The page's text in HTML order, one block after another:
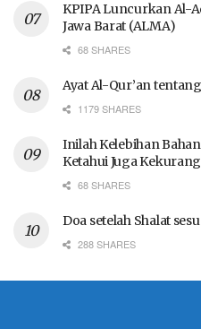
KPIPA Luncurkan Al-
Jawa Barat (ALMA)
68 SHARES
Ayat Al-Qur’an
1179 SHARES
Inilah Kelebihan
Ketahui Juga
68 SHARES
Doa setelah Shalat
288 SHARES